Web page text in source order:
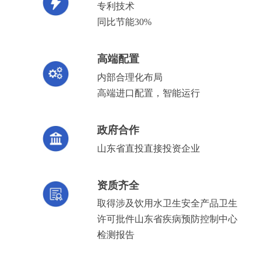
专利技术
同比节能30%
高端配置
内部合理化布局
高端进口配置，智能运行
政府合作
山东省直投直接投资企业
资质齐全
取得涉及饮用水卫生安全产品卫生
许可批件山东省疾病预防控制中心
检测报告